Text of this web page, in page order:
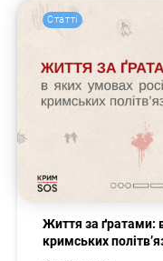
Статті
Життя за ґратами:
кримських